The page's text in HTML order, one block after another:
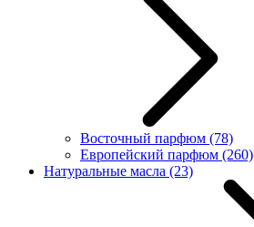
Восточный парфюм (78)
Европейский парфюм (260)
Натуральные масла (23)